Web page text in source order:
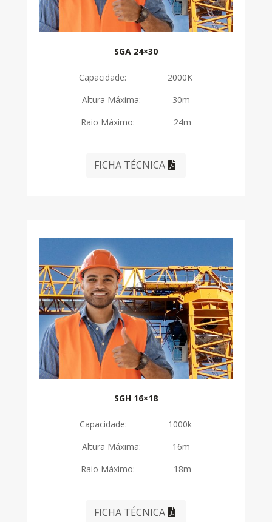
SGA 24×30
Capacidade: 2000K
Altura Máxima: 30m
Raio Máximo: 24m
FICHA TÉCNICA
SGH 16×18
Capacidade: 1000k
Altura Máxima: 16m
Raio Máximo: 18m
FICHA TÉCNICA